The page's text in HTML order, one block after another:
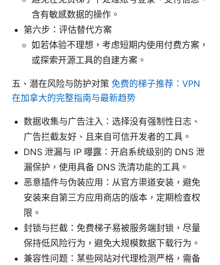
含有敏感数据的操作。
第六步：评估替代方案
如若体验不理想，考虑短期内使用付费方案，
或探索开源工具的自建方案。
五、潜在风险与防护对策 免费的梯子推荐：VPN
在加拿大的完整指南与最新趋势
数据收集与广告注入：选择没有强制性日志、
广告拦截友好、且来自可信开发者的工具。
DNS 泄漏与 IP 曝露：开启系统级别的 DNS 泄
漏保护，使用具备 DNS 洗清功能的工具。
恶意插件与伪装应用：从官方渠道安装，避免
安装来自第三方应用商店的版本，定期检查权
限。
封锁与拦截：免费梯子易被服务端封锁，尽量
保持低风险行为，避免大规模数据下载行为。
兼容性问题：某些网站对代理检测严格，需备